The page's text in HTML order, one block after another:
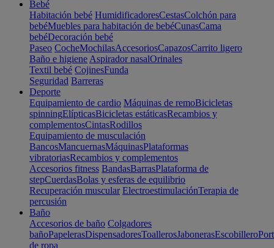
Bebé
Habitación bebé HumidificadoresCestasColchón para
bebéMuebles para habitación de bebéCunasCama
bebéDecoración bebé
Paseo CocheMochilasAccesoriosCapazosCarrito ligero
Baño e higiene Aspirador nasalOrinales
Textil bebé CojinesFunda
Seguridad Barreras
Deporte
Equipamiento de cardio Máquinas de remoBicicletas
spinningElípticasBicicletas estáticasRecambios y
complementosCintasRodillos
Equipamiento de musculación
BancosMancuernasMáquinasPlataformas
vibratoriasRecambios y complementos
Accesorios fitness BandasBarrasPlataforma de
stepCuerdasBolas y esferas de equilibrio
Recuperación muscular ElectroestimulaciónTerapia de
percusión
Baño
Accesorios de baño Colgadores
bañoPapelerasDispensadoresToallerosJabonerasEscobillero
de ropa